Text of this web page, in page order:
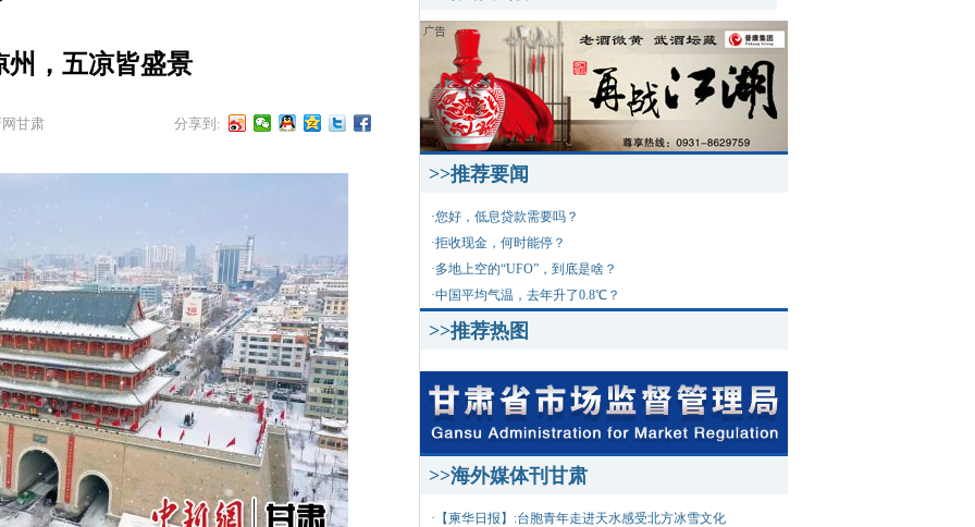
州，五凉皆盛景
甘肃 分享到:
>>推荐要闻
·您好，低息贷款需要吗？
·拒收现金，何时能停？
·多地上空的“UFO”，到底是啥？
·中国平均气温，去年升了0.8℃？
>>推荐热图
>>海外媒体刊甘肃
· 【柬华日报】:台胞青年走进天水感受北方冰雪文化